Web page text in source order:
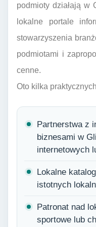
podmioty działają w
lokalne portale
stowarzyszenia
podmiotami i
cenne.
Oto kilka
Partnerstwa z
biznesami w
internetowych
Lokalne
istotnych
Patronat nad
sportowe lub